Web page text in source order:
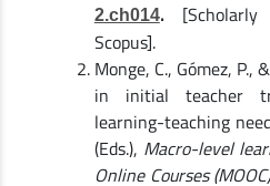
2.ch014.
Scopus].
Monge, C., Gómez, P.,
in initial teacher
learning-teaching
(Eds.), Macro-level
Online Courses